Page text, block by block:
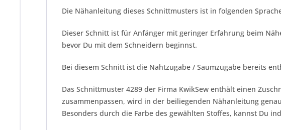
Die Nähanleitung dieses Schnittmusters ist in folgenden
Dieser Schnitt ist für Anfänger mit geringer Erfahrung beim
bevor Du mit dem Schneidern beginnst.
Bei diesem Schnitt ist die Nahtzugabe / Saumzugabe bereits
Das Schnittmuster 4289 der Firma KwikSew enthält einen
zusammenpassen, wird in der beiliegenden Nähanleitung
Besonders durch die Farbe des gewählten Stoffes, kannst Du